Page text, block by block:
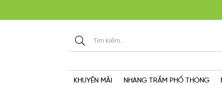
KHUYẾN MÃI NHANG TRẦM PHỔ THÔNG